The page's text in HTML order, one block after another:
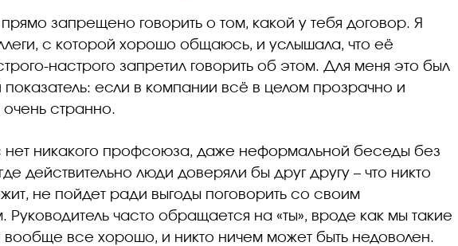
запрещено говорить о том, какой у тебя договор. Я
с которой хорошо общаюсь, и услышала, что её
настрого запретил говорить об этом. Для меня это был
если в компании всё в целом прозрачно и
очень странно.
нет никакого профсоюза, даже неформальной беседы без
действительно люди доверяли бы друг другу – что никто
не пойдет ради выгоды поговорить со своим
Руководитель часто обращается на «ты», вроде как мы такие
вообще все хорошо, и никто ничем может быть недоволен.